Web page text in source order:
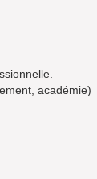
académie)